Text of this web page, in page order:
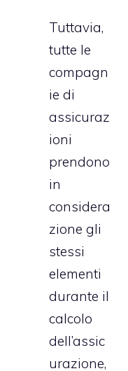
Tuttavia,
tutte le
compagn
ie di
assicuraz
ioni
prendono
in
considera
zione gli
stessi
elementi
durante il
calcolo
dell’assic
urazione,